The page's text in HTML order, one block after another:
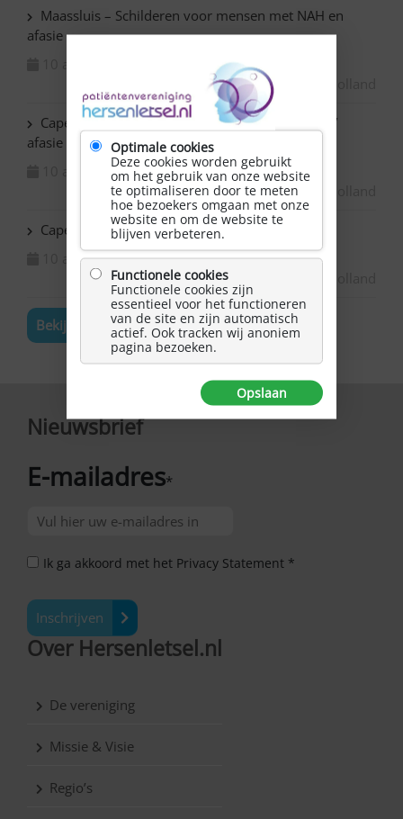
Maassluis – Schilderen voor mensen met NAH en
afasie
Capelle ad IJssel Baronie – Schilderen met NAH /
afasie
10 augustus 2026
Zuid-Holland
Capelle ad IJssel Beemsterhoek – Klaverjassen
10 augustus 2026
Bekijk de volledige agenda
Nieuwsbrief
E-mailadres*
Ik ga akkoord met het Privacy Statement *
Inschrijven
Over Hersenletsel.nl
De vereniging
Missie & Visie
Regio’s
Optimale cookies
Deze cookies worden gebruikt
om het gebruik van onze website
te optimaliseren door te meten
hoe bezoekers omgaan met onze
website en om de website te
blijven verbeteren.
Functionele cookies
Functionele cookies zijn
essentieel voor het functioneren
van de site en zijn automatisch
actief. Ook tracken wij anoniem
pagina bezoeken.
Opslaan